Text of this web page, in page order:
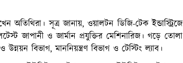
অতিথিরা। সূত্র জানায়, ওয়ালটন ডিজি-টেক ইন্ডাস্ট্রিজে
জাপানী ও জার্মান প্রযুক্তির মেশিনারিজ। গড়ে তোলা
বিভাগ, মাননিয়ন্ত্রণ বিভাগ ও টেস্টিং ল্যাব।